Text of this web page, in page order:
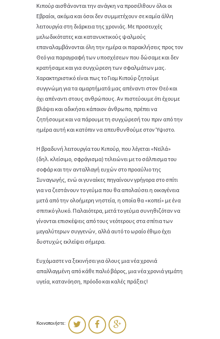
Κιπούρ αισθάνονται την ανάγκη να προσέλθουν όλοι οι
Εβραίοι, ακόμα και όσοι δεν συμμετέχουν σε καμία άλλη
λειτουργία στη διάρκεια της χρονιάς. Με προσευχές
μελωδικότατες και κατανυκτικούς ψαλμούς
επαναλαμβάνονται όλη την ημέρα οι παρακλήσεις προς τον
Θεό για παραγραφή των υποσχέσεων που δώσαμε και δεν
κρατήσαμε και για συγχώρεση των σφαλμάτων μας.
Χαρακτηριστικό είναι πως το Γιομ Κιπούρ ζητούμε
συγγνώμη για τα αμαρτήματά μας απέναντι στον Θεό και
όχι απέναντι στους ανθρώπους. Αν πιστεύουμε ότι έχουμε
βλάψει και αδικήσει κάποιον άνθρωπο, πρέπει να
ζητήσουμε και να πάρουμε τη συγχώρεσή του πριν από την
ημέρα αυτή και κατόπιν να απευθυνθούμε στον Ύψιστο.
Η βραδυνή λειτουργία του Κιπούρ, που λέγεται «Νεϊλά»
(δηλ. κλείσιμο, σφράγισμα) τελειώνει με το σάλπισμα του
σοφάρ και την ανταλλαγή ευχών στο προαύλιο της
Συναγωγής, ενώ οι γυναίκες πηγαίνουν γρήγορα στο σπίτι
για να ζεστάνουν το γεύμα που θα απολαύσει η οικογένεια
μετά από την ολοήμερη νηστεία, η οποία θα «κοπεί» με ένα
σπιτικό γλυκό. Παλαιότερα, μετά το γεύμα συνηθιζόταν να
γίνονται επισκέψεις από τους νεότερους στα σπίτια των
μεγαλύτερων συγγενών, αλλά αυτό το ωραίο έθιμο έχει
δυστυχώς εκλείψει σήμερα.
Ευχόμαστε να ξεκινήσει για όλους μια νέα χρονιά
απαλλαγμένη από κάθε παλιό βάρος, μια νέα χρονιά γεμάτη
υγεία, κατανόηση, πρόοδο και καλές πράξεις!
Κοινοποιήστε: